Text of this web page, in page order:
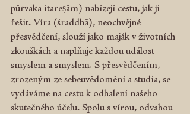
pūrvaka itareṣām) nabízejí cestu, jak ji
řešit. Víra (śraddhā), neochvějné
přesvědčení, slouží jako maják v životních
zkouškách a naplňuje každou událost
smyslem a smyslem. S přesvědčením,
zrozeným ze sebeuvědomění a studia, se
vydáváme na cestu k odhalení našeho
skutečného účelu. Spolu s vírou, odvahou